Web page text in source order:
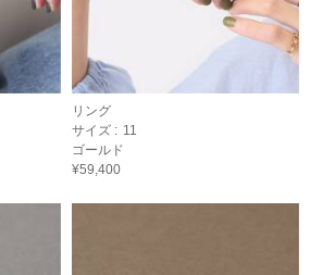
リング
サイズ : 11
ゴールド
¥59,400